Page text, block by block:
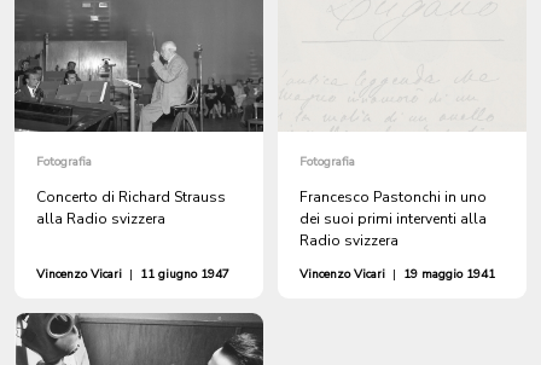
Fotografia
Concerto di Richard Strauss
alla Radio svizzera
Vincenzo Vicari | 11 giugno 1947
Fotografia
Francesco Pastonchi in uno
dei suoi primi interventi alla
Radio svizzera
Vincenzo Vicari | 19 maggio 1941